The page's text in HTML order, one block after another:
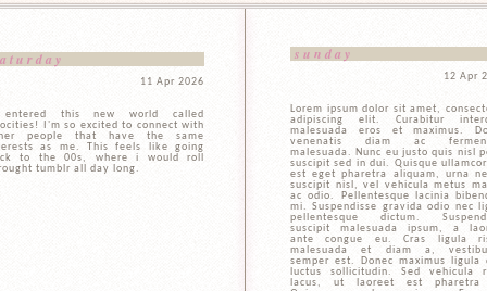
11 Apr 2026
this new world called
I'm so excited to connect with
people that have the same
as me. This feels like going
to the 00s, where i would roll
tumblr all day long.
sunday
12 Apr
Lorem ipsum dolor sit amet,
adipiscing elit. Curabitur
malesuada eros et maximus.
venenatis diam ac
malesuada. Nunc eu justo quis nisl
suscipit sed in dui. Quisque
est eget pharetra aliquam, urna
suscipit nisl, vel vehicula metus
ac odio. Pellentesque lacinia
mi. Suspendisse gravida odio nec
pellentesque dictum.
suscipit malesuada ipsum, a
ante congue eu. Cras ligula
malesuada et diam a,
semper est. Donec maximus ligula
luctus sollicitudin. Sed vehicula
lacus, ut laoreet est